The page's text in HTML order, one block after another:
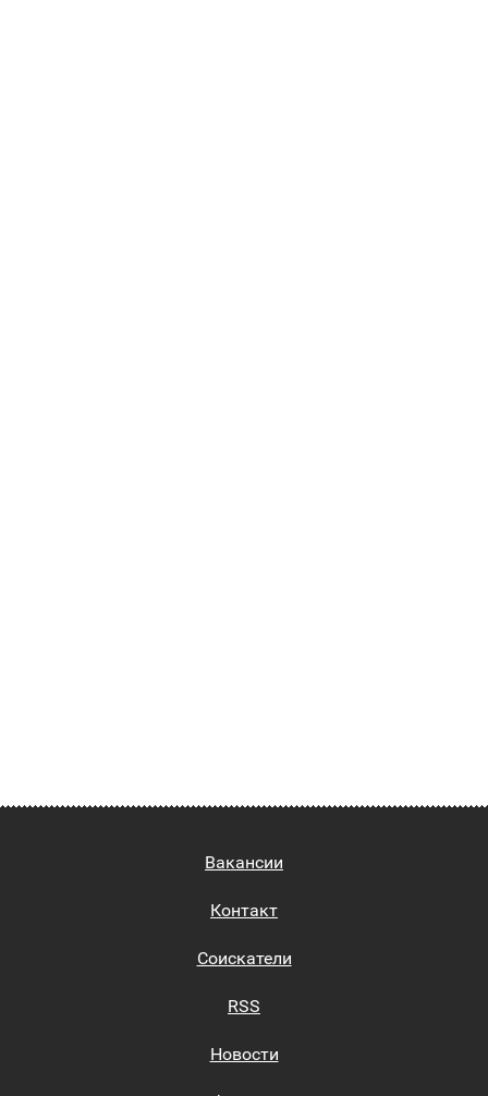
Вакансии
Контакт
Соискатели
RSS
Новости